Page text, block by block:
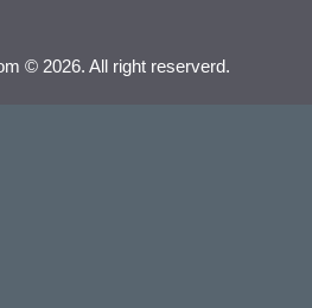
© 2026. All right reserverd.